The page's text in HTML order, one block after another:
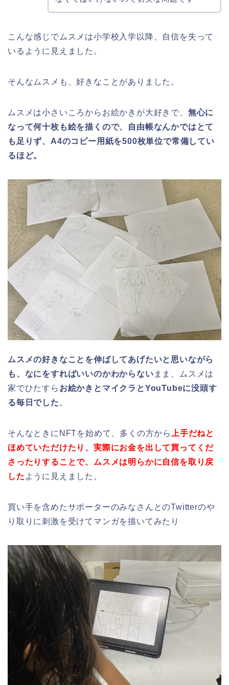
こんな感じでムスメは小学校入学以降、自信を失って
いるように見えました。
そんなムスメも、好きなことがありました。
ムスメは小さいころからお絵かきが大好きで、 無心に
なって何十枚も絵を描くので、自由帳なんかではとて
も足りず、A4のコピー用紙を500枚単位で常備してい
るほど。
ムスメの好きなことを伸ばしてあげたいと思いながら
も、なにをすればいいのかわからない まま、ムスメは
家でひたすら お絵かきとマイクラとYouTubeに没頭す
る毎日でした 。
そんなときにNFTを始めて、多くの方から
上手だねと
ほめていただけたり、実際にお金を出して買ってくだ
さったりすることで、ムスメは明らかに自信を取り戻
した ように見えました。
買い手を含めたサポーターのみなさんとのTwitterのや
り取りに刺激を受けてマンガを描いてみたり